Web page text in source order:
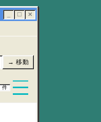
☐ ✕
→ 移動
件